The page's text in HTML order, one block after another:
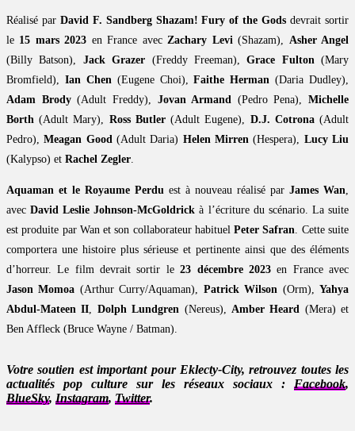
Réalisé par David F. Sandberg Shazam! Fury of the Gods devrait sortir
le 15 mars 2023 en France avecZachary Levi(Shazam), Asher Angel
(Billy Batson), Jack Grazer (Freddy Freeman),Grace Fulton(Mary
Bromfield), Ian Chen(Eugene Choi),Faithe Herman (Daria Dudley),
Adam Brody(Adult Freddy), Jovan Armand (Pedro Pena), Michelle
Borth (Adult Mary), Ross Butler(Adult Eugene), D.J. Cotrona(Adult
Pedro),Meagan Good(Adult Daria) Helen Mirren (Hespera), Lucy Liu
(Kalypso) et Rachel Zegler.
Aquaman et le Royaume Perdu est à nouveau réalisé par James Wan,
avecDavid Leslie Johnson-McGoldrick à l’écriture du scénario. La suite
est produite par Wan et son collaborateur habituelPeter Safran. Cette suite
comportera une histoire plus sérieuse et pertinente ainsi que des éléments
d’horreur. Le film devrait sortir le23 décembre 2023en France avec
Jason Momoa (Arthur Curry/Aquaman), Patrick Wilson (Orm),Yahya
Abdul-Mateen II, Dolph Lundgren (Nereus), Amber Heard (Mera) et
Ben Affleck (Bruce Wayne / Batman).
Votre soutien est important pour Eklecty-City, retrouvez toutes les
actualités pop culture sur les réseaux sociaux : Facebook,
BlueSky, Instagram, Twitter.